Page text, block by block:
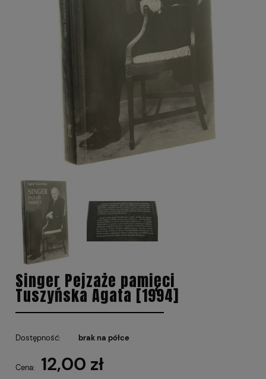
Singer Pejzaże pamięci
Tuszyńska Agata [1994]
Dostępność: brak na półce
Cena: 12,00 zł